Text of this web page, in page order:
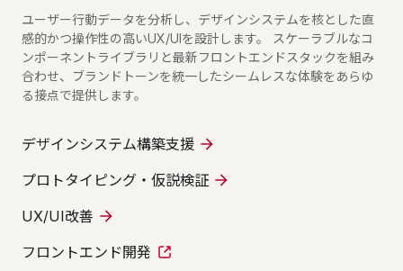
ユーザー行動データを分析し、デザインシステムを核とした直
感的かつ操作性の高いUX/UIを設計します。 スケーラブルなコ
ンポーネントライブラリと最新フロントエンドスタックを組み
合わせ、ブランドトーンを統一したシームレスな体験をあらゆ
る接点で提供します。
デザインシステム構築支援
プロトタイピング・仮説検証
UX/UI改善
フロントエンド開発